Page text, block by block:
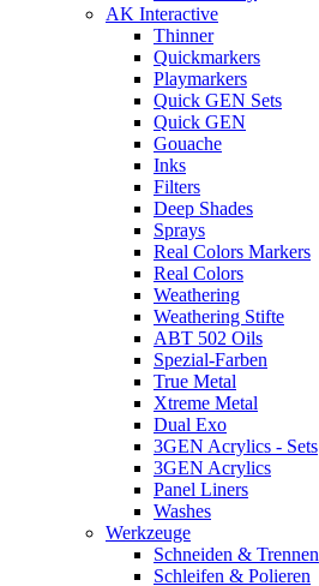
AK Interactive
Thinner
Quickmarkers
Playmarkers
Quick GEN Sets
Quick GEN
Gouache
Inks
Filters
Deep Shades
Sprays
Real Colors Markers
Real Colors
Weathering
Weathering Stifte
ABT 502 Oils
Spezial-Farben
True Metal
Xtreme Metal
Dual Exo
3GEN Acrylics - Sets
3GEN Acrylics
Panel Liners
Washes
Werkzeuge
Schneiden & Trennen
Schleifen & Polieren